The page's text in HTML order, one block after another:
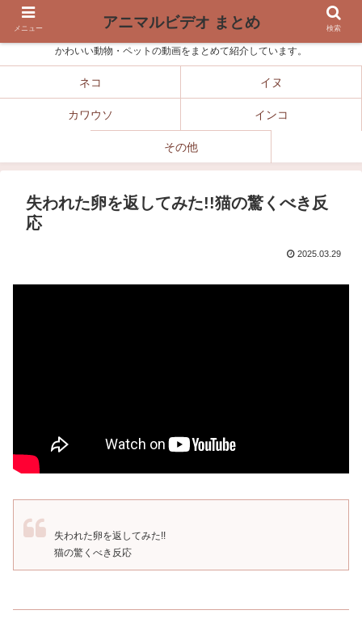
かわいい動物・ペットの動画をまとめて紹介しています。
ネコ イヌ
カワウソ インコ
その他
失われた卵を返してみた!!猫の驚くべき反
応
2025.03.29
失われた卵を返してみた!!
猫の驚くべき反応
メニュー アニマルビデオ まとめ 検索